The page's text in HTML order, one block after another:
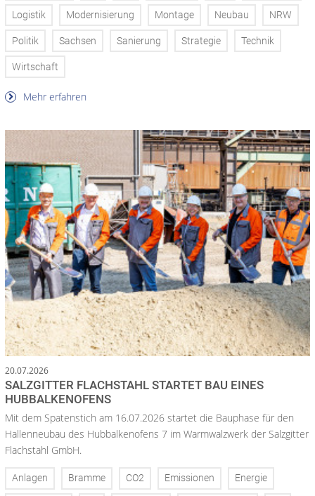
Logistik Modernisierung Montage Neubau NRW
Politik Sachsen Sanierung Strategie Technik
Wirtschaft
Mehr erfahren
20.07.2026
SALZGITTER FLACHSTAHL STARTET BAU EINES
HUBBALKENOFENS
Mit dem Spatenstich am 16.07.2026 startet die Bauphase für den
Hallenneubau des Hubbalkenofens 7 im Warmwalzwerk der Salzgitter
Flachstahl GmbH.
Anlagen Bramme CO2 Emissionen Energie